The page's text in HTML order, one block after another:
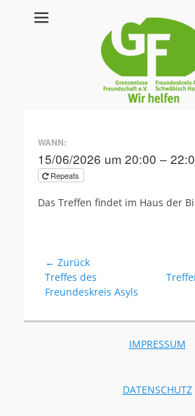
WANN:
15/06/2026 um 20:00 –
Repeats
Das Treffen findet im Haus der
Beitrags-
Navigation
← Zurück
Vorheriger
Beitrag:
Treffes des
Freundeskreis Asyls
IMPRESSUM
DATENSCHUTZ